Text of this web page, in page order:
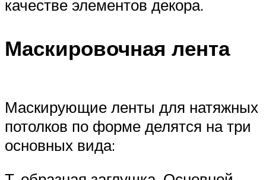
качестве элементов декора.
Маскировочная лента
Маскирующие ленты для натяжных
потолков по форме делятся на три
основных вида: